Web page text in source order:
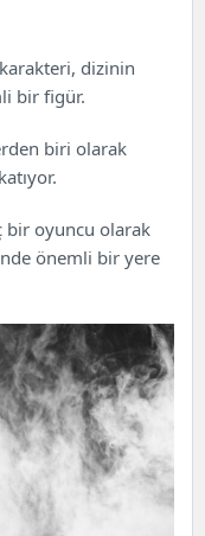
dizinin
bir figür.
biri olarak
bir oyuncu olarak
önemli bir yere